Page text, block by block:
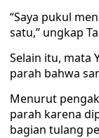
“Saya pukul
satu,” ungkap
Selain itu, mata
parah bahwa
Menurut
parah karena
bagian tulang